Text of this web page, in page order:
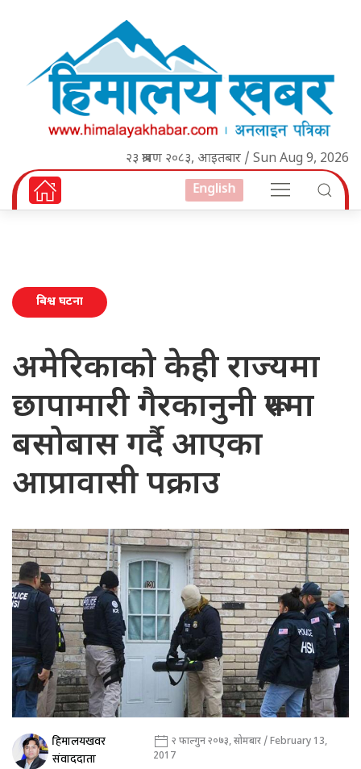
२३ श्रावण २०८३, आइतबार / Sun Aug 9, 2026
English
बिश्व घटना
अमेरिकाको केही राज्यमा
छापामारी गैरकानुनी रूपमा
बसोबास गर्दै आएका
आप्रावासी पक्राउ
हिमालयखवर
संवाददाता
२ फाल्गुन २०७३, सोमबार / February 13,
2017